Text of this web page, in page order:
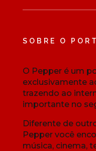
SOBRE O
O Pepper é um
exclusivamente
trazendo ao
importante no
Diferente de
Pepper você
música, cinema,